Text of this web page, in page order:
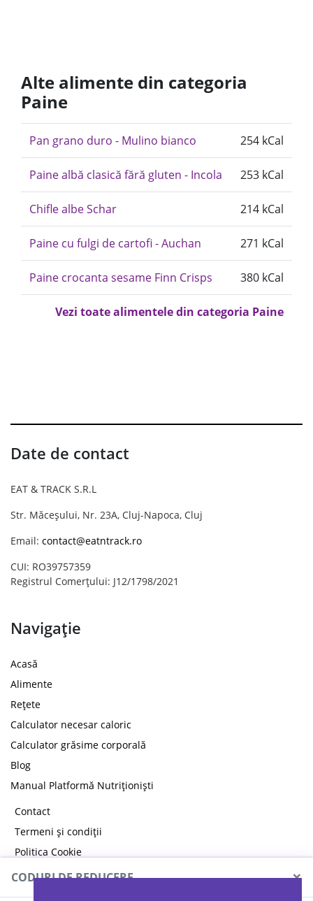
Alte alimente din categoria
Paine
Pan grano duro - Mulino bianco 254 kCal
Paine albă clasică fără gluten - Incola 253 kCal
Chifle albe Schar 214 kCal
Paine cu fulgi de cartofi - Auchan 271 kCal
Paine crocanta sesame Finn Crisps 380 kCal
Vezi toate alimentele din categoria Paine
Date de contact
EAT & TRACK S.R.L
Str. Măceșului, Nr. 23A, Cluj-Napoca, Cluj
Email: contact@eatntrack.ro
CUI: RO39757359
Registrul Comerțului: J12/1798/2021
Navigație
Acasă
Alimente
Rețete
Calculator necesar caloric
Calculator grăsime corporală
Blog
Manual Platformă Nutriționiști
Contact
Termeni și condiții
Politica Cookie
Politica de confidențialitate
CODURI DE REDUCERE ×